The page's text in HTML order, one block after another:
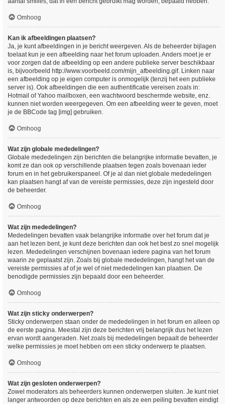
Omhoog
Kan ik afbeeldingen plaatsen?
Ja, je kunt afbeeldingen in je bericht weergeven. Als de beheerder bijlagen
toelaat kun je een afbeelding naar het forum uploaden. Anders moet je er
voor zorgen dat de afbeelding op een andere publieke server beschikbaar
is, bijvoorbeeld http://www.voorbeeld.com/mijn_afbeelding.gif. Linken naar
een afbeelding op je eigen computer is onmogelijk (tenzij het een publieke
server is). Ook afbeeldingen die een authentificatie vereisen zoals in:
Hotmail of Yahoo mailboxen, een wachtwoord beschermde website, enz.
kunnen niet worden weergegeven. Om een afbeelding weer te geven, moet
je de BBCode tag [img] gebruiken.
Omhoog
Wat zijn globale mededelingen?
Globale mededelingen zijn berichten die belangrijke informatie bevatten, je
komt ze dan ook op verschillende plaatsen tegen zoals bovenaan ieder
forum en in het gebruikerspaneel. Of je al dan niet globale mededelingen
kan plaatsen hangt af van de vereiste permissies, deze zijn ingesteld door
de beheerder.
Omhoog
Wat zijn mededelingen?
Mededelingen bevatten vaak belangrijke informatie over het forum dat je
aan het lezen bent, je kunt deze berichten dan ook het best zo snel mogelijk
lezen. Mededelingen verschijnen bovenaan iedere pagina van het forum
waarin ze geplaatst zijn. Zoals bij globale mededelingen, hangt het van de
vereiste permissies af of je wel of niet mededelingen kan plaatsen. De
benodigde permissies zijn bepaald door een beheerder.
Omhoog
Wat zijn sticky onderwerpen?
Sticky onderwerpen staan onder de mededelingen in het forum en alleen op
de eerste pagina. Meestal zijn deze berichten vrij belangrijk dus het lezen
ervan wordt aangeraden. Net zoals bij mededelingen bepaalt de beheerder
welke permissies je moet hebben om een sticky onderwerp te plaatsen.
Omhoog
Wat zijn gesloten onderwerpen?
Zowel moderators als beheerders kunnen onderwerpen sluiten. Je kunt niet
langer antwoorden op deze berichten en als ze een peiling bevatten eindigt